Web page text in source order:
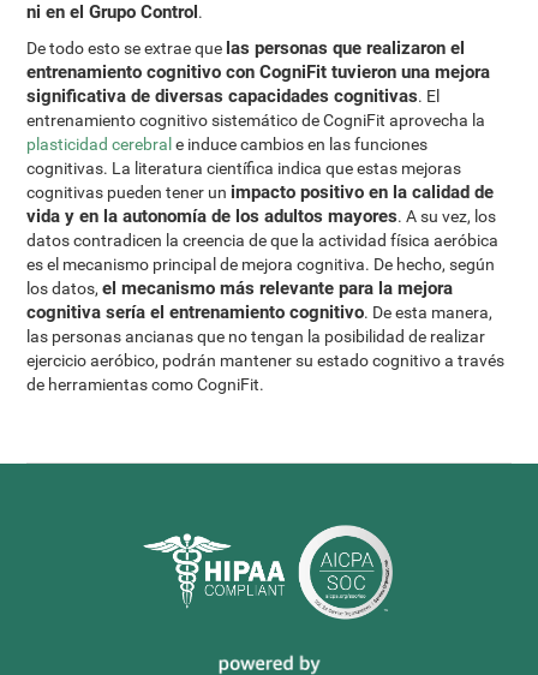
ni en el Grupo Control.
De todo esto se extrae que las personas que realizaron el
entrenamiento cognitivo con CogniFit tuvieron una mejora
significativa de diversas capacidades cognitivas. El
entrenamiento cognitivo sistemático de CogniFit aprovecha la
plasticidad cerebral e induce cambios en las funciones
cognitivas. La literatura científica indica que estas mejoras
cognitivas pueden tener un impacto positivo en la calidad de
vida y en la autonomía de los adultos mayores. A su vez, los
datos contradicen la creencia de que la actividad física aeróbica
es el mecanismo principal de mejora cognitiva. De hecho, según
los datos,el mecanismo más relevante para la mejora
cognitiva sería el entrenamiento cognitivo. De esta manera,
las personas ancianas que no tengan la posibilidad de realizar
ejercicio aeróbico, podrán mantener su estado cognitivo a través
de herramientas como CogniFit.